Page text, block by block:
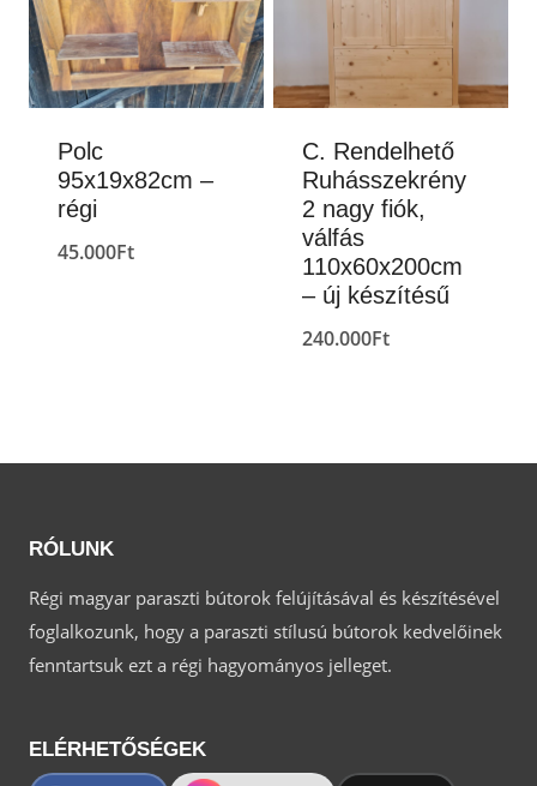
Polc
95x19x82cm –
régi
45.000Ft
C. Rendelhető
Ruhásszekrény
2 nagy fiók,
válfás
110x60x200cm
– új készítésű
240.000Ft
RÓLUNK
Régi magyar paraszti bútorok felújításával és készítésével
foglalkozunk, hogy a paraszti stílusú bútorok kedvelőinek
fenntartsuk ezt a régi hagyományos jelleget.
ELÉRHETŐSÉGEK